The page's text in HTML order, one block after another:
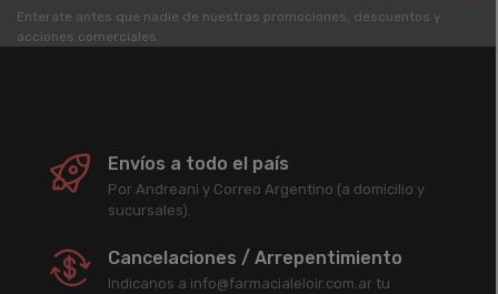
Enterate antes que nadie de nuestras promociones, descuentos y
acciones comerciales.
Envíos a todo el país
Por Andreani y Correo Argentino (a domicilio y
sucursales).
Cancelaciones / Arrepentimiento
Indicanos a info@farmacialeloir.com.ar tu